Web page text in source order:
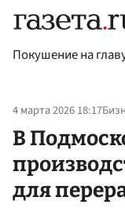
Покушение на
4 марта 2026 18:17
В
для